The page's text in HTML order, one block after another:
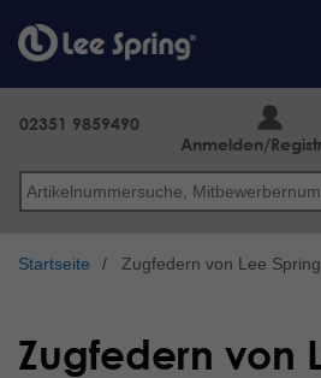
zum
Inhalt
Suche
02351 9859490
Anmelden/
Startseite Zugfedern von Lee Spring
Zugfedern von